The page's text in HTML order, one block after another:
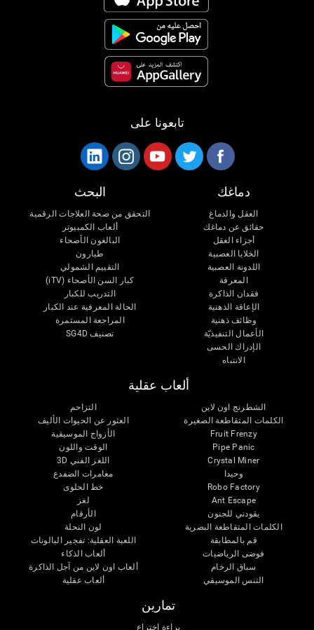
تابعونا على
دماغك
العقل والدماغ
حقائق عن دماغك
أجزاء العقل
الخلايا العصبية
اللدونة العصبية
المعرفة
فقدان الذاكرة
الإعاقة الذهنية
وظائف ذهنية
الأعمال التنفيذيّة
الإدراك الحسى
الانتباه
البحث
التحقق من صحة العلاجات الرقمية
ألعاب الكمبيوتر
البالغون الأصحاء
طيارون
التقييم الشمولي
كبار السن الأصحاء (iTV)
التدريب للكبار
الحالة المعرفية عند الكبار
المراجعة المستمرة
تصنيف SG4D
ألعاب عقلية
الشطرنج اون لاين
الكلمات المتقاطعة الصغيرة
Fruit Frenzy
Pipe Panic
Crystal Miner
وحيدا
Robo Factory
Ant Escape
يقودني للجنون
الكلمات المتقاطعة البصرية
قم بالمطابقة
فوضى الرياضيات
سباق الرخام
التنس الموسيقي
التزاحم
العثور عن الحيوات الأليف
الأزواج الموسيقية
الوقت واللون
اللغز الفني 3D
مغامرات الضفدع
خط الحلوى
لغز
الأرقام
لون النحلة
اللعبة العقلية: تفجير البالونات
ألعاب الذكاء
ألعاب اون لاين من آجل الذاكرة
ألعاب عقلية
تمارين
براءة اختراع